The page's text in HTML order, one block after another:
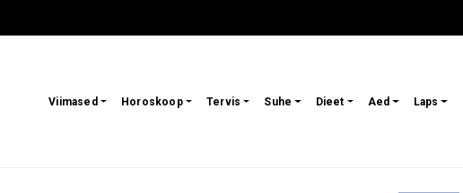
Viimased Horoskoop Tervis Suhe Dieet Aed Laps